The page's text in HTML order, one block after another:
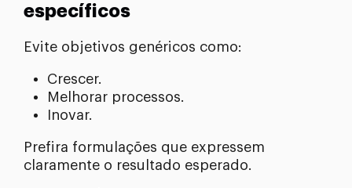
específicos
Evite objetivos genéricos como:
Crescer.
Melhorar processos.
Inovar.
Prefira formulações que expressem
claramente o resultado esperado.